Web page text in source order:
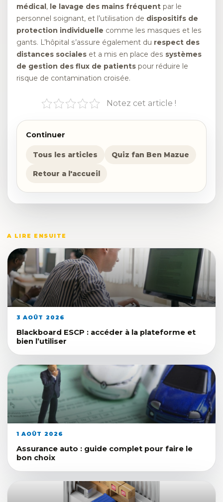
médical , le lavage des mains fréquent par le
personnel soignant, et l’utilisation de dispositifs de
protection individuelle comme les masques et les
gants. L’hôpital s’assure également du respect des
distances sociales et a mis en place des systèmes
de gestion des flux de patients pour réduire le
risque de contamination croisée.
Notez cet article !
Continuer
Tous les articles Quiz fan Ben Mazue
Retour a l'accueil
A LIRE ENSUITE
3 AOÛT 2026
Blackboard ESCP : accéder à la plateforme et
bien l’utiliser
1 AOÛT 2026
Assurance auto : guide complet pour faire le
bon choix